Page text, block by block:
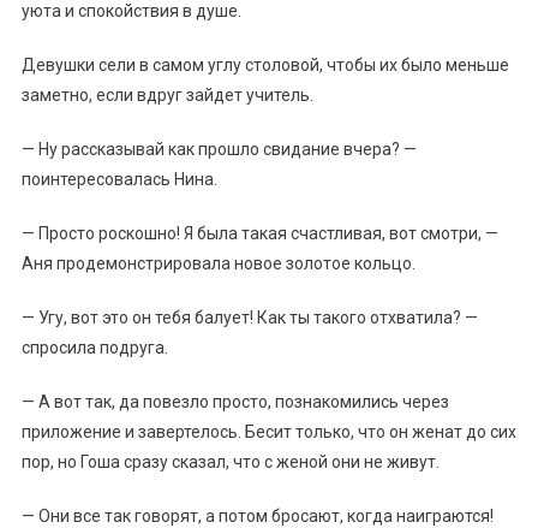
уюта и спокойствия в душе.
Девушки сели в самом углу столовой, чтобы их было меньше
заметно, если вдруг зайдет учитель.
— Ну рассказывай как прошло свидание вчера? —
поинтересовалась Нина.
— Просто роскошно! Я была такая счастливая, вот смотри, —
Аня продемонстрировала новое золотое кольцо.
— Угу, вот это он тебя балует! Как ты такого отхватила? —
спросила подруга.
— А вот так, да повезло просто, познакомились через
приложение и завертелось. Бесит только, что он женат до сих
пор, но Гоша сразу сказал, что с женой они не живут.
— Они все так говорят, а потом бросают, когда наиграются!